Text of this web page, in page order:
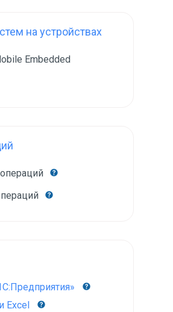
на устройствах
Embedded
Excel